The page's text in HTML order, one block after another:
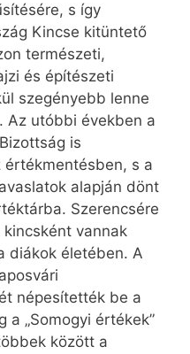
s így
Kincse kitüntető
természeti,
és építészeti
szegényebb lenne
Az utóbbi években a
is
s a
alapján dönt
Szerencsére
vannak
diákok életében. A
népesítették be a
„Somogyi értékek”
között a